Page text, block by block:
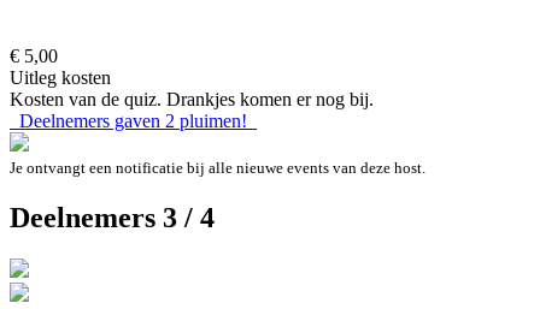
€ 5,00
Uitleg kosten
Kosten van de quiz. Drankjes komen er nog bij.
Deelnemers gaven 2 pluimen!
Je ontvangt een notificatie bij alle nieuwe events van deze host.
Deelnemers 3 / 4